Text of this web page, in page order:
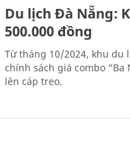
Du lịch Đà Nẵng:
500.000 đồng
Từ tháng 10/2024, khu du
chính sách giá combo
lên cáp treo.